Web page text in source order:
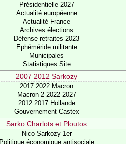
Présidentielle 2027
Actualité européenne
Actualité France
Archives élections
Défense retraites 2023
Ephéméride militante
Municipales
Statistiques Site
2007 2012 Sarkozy
2017 2022 Macron
Macron 2 2022-2027
2012 2017 Hollande
Gouvernement Castex
Sarko Charlots et Ploutos
Nico Sarkozy 1er
Politique économique antisociale